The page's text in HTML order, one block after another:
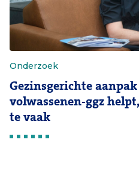
Onderzoek
Gezinsgerichte
volwassenen-ggz
te vaak